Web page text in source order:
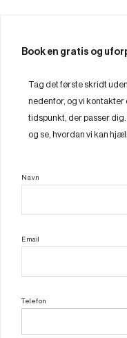
Book en gratis og
Tag det første skridt
nedenfor, og vi
tidspunkt, der passer
og se, hvordan vi kan
Navn
Email
Telefon